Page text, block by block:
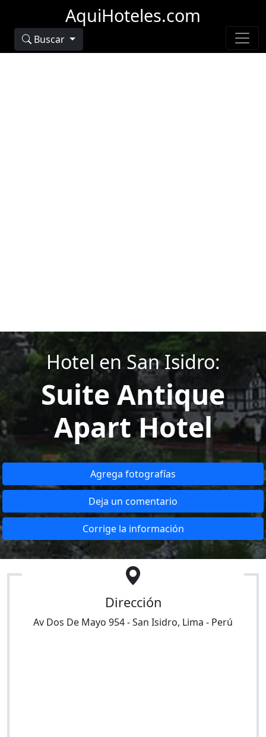
AquiHoteles.com
Buscar
Hotel en San Isidro:
Suite Antique
Apart Hotel
Agrega fotografías
Deja un comentario
Corrige la información
Dirección
Av Dos De Mayo 954-San Isidro, Lima - Perú